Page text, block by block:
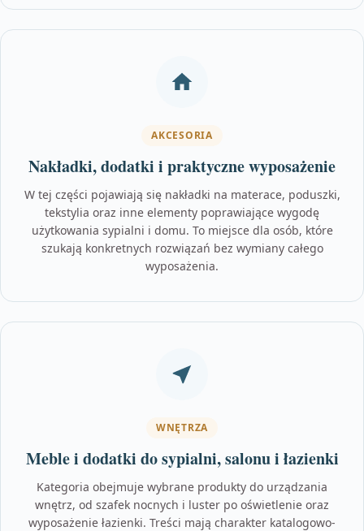
AKCESORIA
Nakładki, dodatki i praktyczne wyposażenie
W tej części pojawiają się nakładki na materace, poduszki,
tekstylia oraz inne elementy poprawiające wygodę
użytkowania sypialni i domu. To miejsce dla osób, które
szukają konkretnych rozwiązań bez wymiany całego
wyposażenia.
WNĘTRZA
Meble i dodatki do sypialni, salonu i łazienki
Kategoria obejmuje wybrane produkty do urządzania
wnętrz, od szafek nocnych i luster po oświetlenie oraz
wyposażenie łazienki. Treści mają charakter katalogowo-